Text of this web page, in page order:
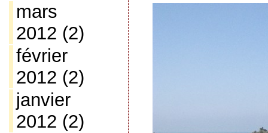
mars
2012 (2)
février
2012 (2)
janvier
2012 (2)